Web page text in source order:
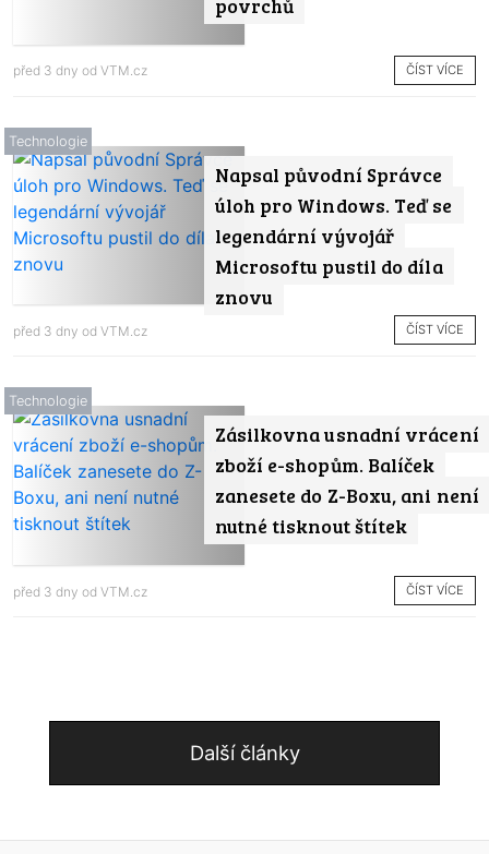
povrchů
před 3 dny od VTM.cz ČÍST VÍCE
Napsal původní Správce
úloh pro Windows. Teď se
legendární vývojář
Microsoftu pustil do díla
znovu
Technologie
před 3 dny od VTM.cz ČÍST VÍCE
Zásilkovna usnadní vrácení
zboží e-shopům. Balíček
zanesete do Z-Boxu, ani není
nutné tisknout štítek
Technologie
před 3 dny od VTM.cz ČÍST VÍCE
Další články